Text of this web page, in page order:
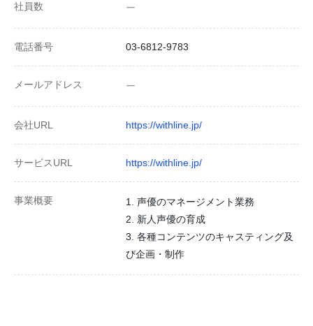
社員数 ー
電話番号 03-6812-9783
メールアドレス ー
会社URL https://withline.jp/
サービスURL https://withline.jp/
事業概要
1. 声優のマネージメント業務
2. 新人声優の育成
3. 各種コンテンツのキャスティング及
び企画・制作